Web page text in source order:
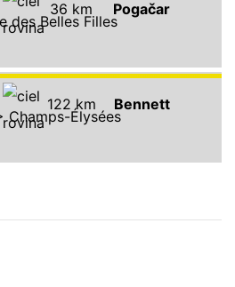
des Belles Filles
36 km Pogačar
Champs-Élysées
122 km Bennett